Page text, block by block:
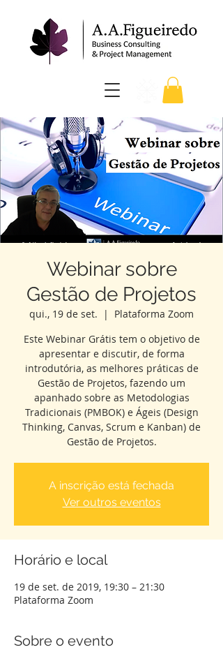
Webinar sobre
Gestão de Projetos
qui., 19 de set.
  |
Plataforma Zoom
Este Webinar Grátis tem o objetivo de
apresentar e discutir, de forma
introdutória, as melhores práticas de
Gestão de Projetos, fazendo um
apanhado sobre as Metodologias
Tradicionais (PMBOK) e Ágeis (Design
Thinking, Canvas, Scrum e Kanban) de
Gestão de Projetos.
A inscrição está fechada
Ver outros eventos
Horário e local
19 de set. de 2019, 19:30 – 21:30
Plataforma Zoom
Sobre o evento